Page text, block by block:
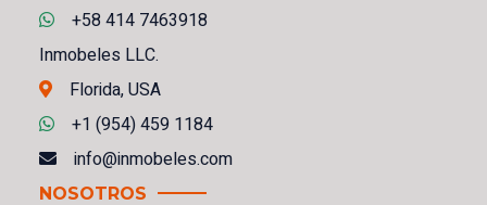
+58 414 7463918
Inmobeles LLC.
Florida, USA
+1 (954) 459 1184
info@inmobeles.com
NOSOTROS